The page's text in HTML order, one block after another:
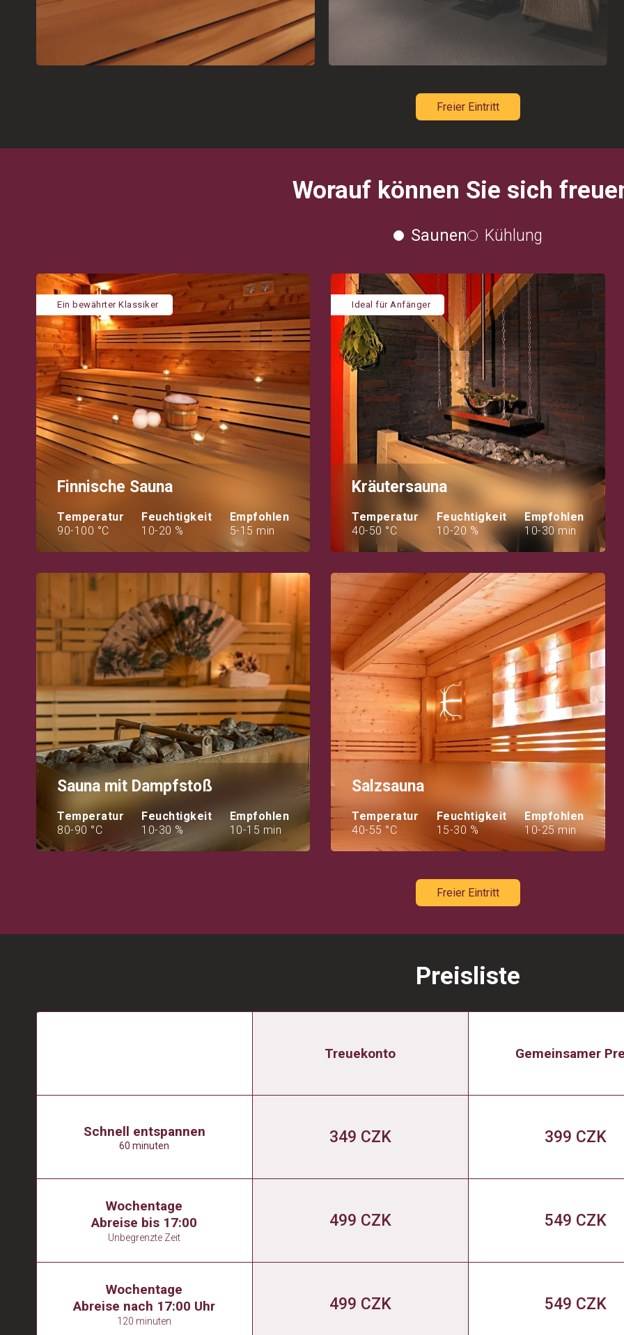
und kostenlose Parkplätze
Der Preis des Besuchs beinhaltetdie Miete von
Handtüchern und Bettwäsche
und kostenlose Parkplätze
die Miete von
Freier Eintritt
Worauf können Sie sich
Saunen Kühlung
Ein bewährter Klassiker
Finnische Sauna
Temperatur
90-100 °C
Feuchtigkeit
10-20 %
Empfohlen
5-15 min
Ideal für Anfänger
Kräutersauna
Temperatur
40-50 °C
Feuchtigkeit
10-20 %
Empfohlen
10-30 min
Sauna mit Dampfstoß
Temperatur
80-90 °C
Feuchtigkeit
10-30 %
Empfohlen
10-15 min
Salzsauna
Temperatur
40-55 °C
Feuchtigkeit
15-30 %
Empfohlen
10-25 min
Freier Eintritt
Preisliste
Schnell entspannen
60 minuten
Wochentage
Abreise bis 17:00
Unbegrenzte Zeit
Wochentage
Abreise nach 17:00 Uhr
120 minuten
Treuekonto
349 CZK
499 CZK
499 CZK
Gemeinsamer
399 CZK
549 CZK
549 CZK